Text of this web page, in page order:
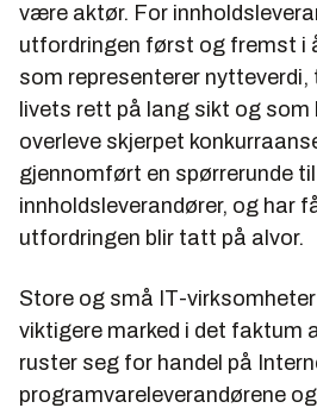
være aktør. For
utfordringen først og fremst i
som representerer
livets rett på lang sikt og som
overleve skjerpet
gjennomført en spørrerunde
innholdsleverandører, og har
utfordringen blir tatt på alvor.
Store og små IT-
viktigere marked i det faktum
ruster seg for handel på
programvareleverandørene